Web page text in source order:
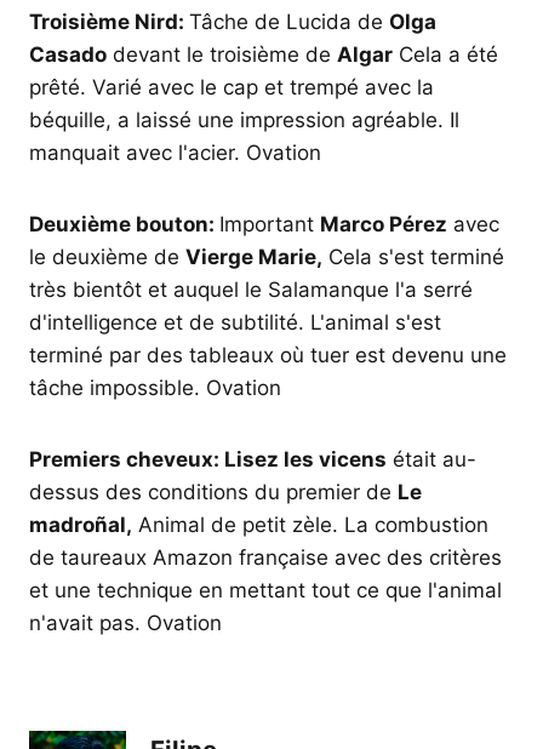
Troisième Nird: Tâche de Lucida de Olga
Casado devant le troisième de Algar Cela a été
prêté. Varié avec le cap et trempé avec la
béquille, a laissé une impression agréable. Il
manquait avec l'acier. Ovation
Deuxième bouton: Important Marco Pérez avec
le deuxième de Vierge Marie, Cela s'est terminé
très bientôt et auquel le Salamanque l'a serré
d'intelligence et de subtilité. L'animal s'est
terminé par des tableaux où tuer est devenu une
tâche impossible. Ovation
Premiers cheveux: Lisez les vicens était au-
dessus des conditions du premier de Le
madroñal, Animal de petit zèle. La combustion
de taureaux Amazon française avec des critères
et une technique en mettant tout ce que l'animal
n'avait pas. Ovation